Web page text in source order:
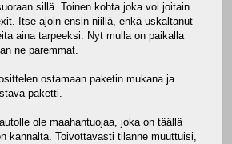
sillä. Toinen kohta joka voi joitain
Itse ajoin ensin niillä, enkä uskaltanut
aina tarpeeksi. Nyt mulla on paikalla
ne paremmat.
ostamaan paketin mukana ja
paketti.
ole maahantuojaa, joka on täällä
kannalta. Toivottavasti tilanne muuttuisi,